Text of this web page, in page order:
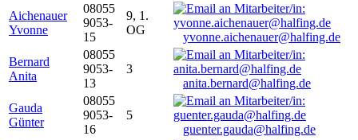
Aichenauer
Yvonne
08055
9053-
15
9, 1.
OG
yvonne.aichenauer@halfing.de
Bernard
Anita
08055
9053-
13
3
anita.bernard@halfing.de
Gauda
Günter
08055
9053-
16
5
guenter.gauda@halfing.de